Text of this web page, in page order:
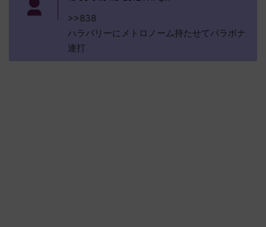
>>838
ハラバリーにメトロノーム持たせてパラボナ
連打